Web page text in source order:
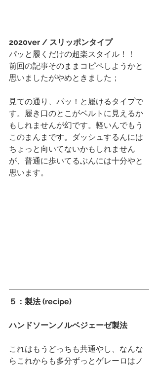
2020ver / スリッポンタイプ
パッと履くだけの超楽スタイル！！
前回の記事そのままコピペしようかと
思いましたがやめときました；
見ての通り、パッ！と履けるタイプで
す。履き口のとこがベルトに見えるか
もしれませんが幻です。軽いんでもう
このまんまです。ダッシュするんには
ちょっと向いてないかもしれません
が、普通に歩いてるぶんには十分やと
思います。
５：製法 (recipe)
ハンドソーンノルベジェーゼ製法
これはもうどっちも共通やし、なんな
らこれからも多分ずっとゲレーロはノ